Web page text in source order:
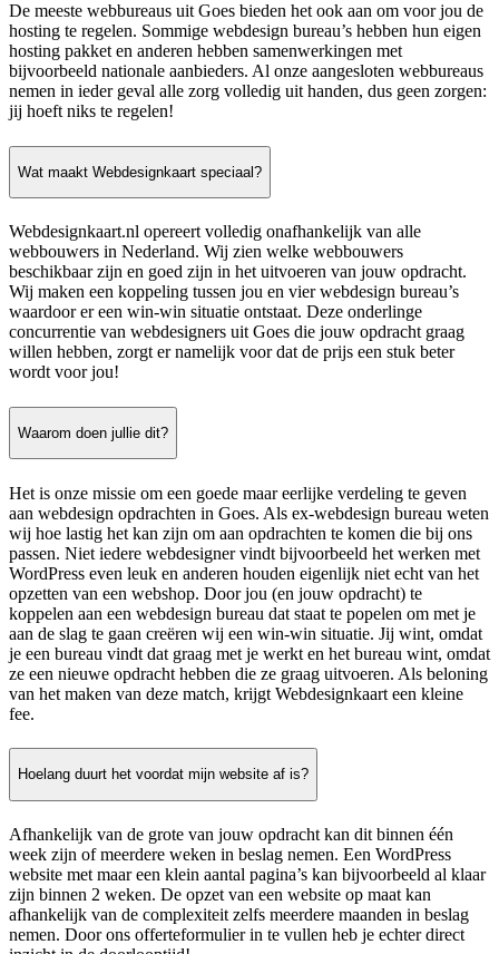
De meeste webbureaus uit Goes bieden het ook aan om voor jou de
hosting te regelen. Sommige webdesign bureau’s hebben hun eigen
hosting pakket en anderen hebben samenwerkingen met
bijvoorbeeld nationale aanbieders. Al onze aangesloten webbureaus
nemen in ieder geval alle zorg volledig uit handen, dus geen zorgen:
jij hoeft niks te regelen!
Wat maakt Webdesignkaart speciaal?
Webdesignkaart.nl opereert volledig onafhankelijk van alle
webbouwers in Nederland. Wij zien welke webbouwers
beschikbaar zijn en goed zijn in het uitvoeren van jouw opdracht.
Wij maken een koppeling tussen jou en vier webdesign bureau’s
waardoor er een win-win situatie ontstaat. Deze onderlinge
concurrentie van webdesigners uit Goes die jouw opdracht graag
willen hebben, zorgt er namelijk voor dat de prijs een stuk beter
wordt voor jou!
Waarom doen jullie dit?
Het is onze missie om een goede maar eerlijke verdeling te geven
aan webdesign opdrachten in Goes. Als ex-webdesign bureau weten
wij hoe lastig het kan zijn om aan opdrachten te komen die bij ons
passen. Niet iedere webdesigner vindt bijvoorbeeld het werken met
WordPress even leuk en anderen houden eigenlijk niet echt van het
opzetten van een webshop. Door jou (en jouw opdracht) te
koppelen aan een webdesign bureau dat staat te popelen om met je
aan de slag te gaan creëren wij een win-win situatie. Jij wint, omdat
je een bureau vindt dat graag met je werkt en het bureau wint, omdat
ze een nieuwe opdracht hebben die ze graag uitvoeren. Als beloning
van het maken van deze match, krijgt Webdesignkaart een kleine
fee.
Hoelang duurt het voordat mijn website af is?
Afhankelijk van de grote van jouw opdracht kan dit binnen één
week zijn of meerdere weken in beslag nemen. Een WordPress
website met maar een klein aantal pagina’s kan bijvoorbeeld al klaar
zijn binnen 2 weken. De opzet van een website op maat kan
afhankelijk van de complexiteit zelfs meerdere maanden in beslag
nemen. Door ons offerteformulier in te vullen heb je echter direct